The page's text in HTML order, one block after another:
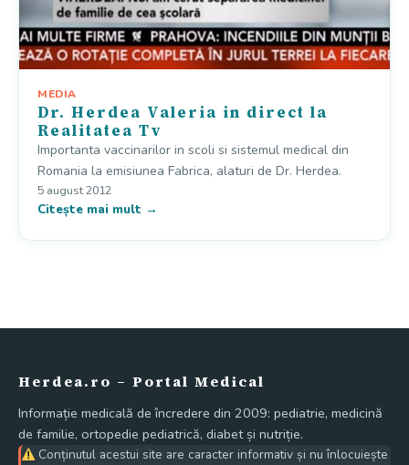
MEDIA
Dr. Herdea Valeria in direct la
Realitatea Tv
Importanta vaccinarilor in scoli si sistemul medical din
Romania la emisiunea Fabrica, alaturi de Dr. Herdea.
5 august 2012
Citește mai mult →
Herdea.ro – Portal Medical
Informație medicală de încredere din 2009: pediatrie, medicină
de familie, ortopedie pediatrică, diabet și nutriție.
Conținutul acestui site are caracter informativ și nu înlocuiește